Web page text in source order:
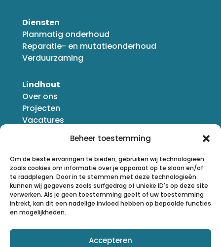
Beheer toestemming
Om de beste ervaringen te bieden, gebruiken wij technologieën
zoals cookies om informatie over je apparaat op te slaan en/of
te raadplegen. Door in te stemmen met deze technologieën
kunnen wij gegevens zoals surfgedrag of unieke ID's op deze site
verwerken. Als je geen toestemming geeft of uw toestemming
intrekt, kan dit een nadelige invloed hebben op bepaalde functies
en mogelijkheden.
Accepteren
Lindhout
Over ons
Projecten
Vacatures
Diensten
Planmatig onderhoud
Reparatie- en mutatieonderhoud
Verduurzaming